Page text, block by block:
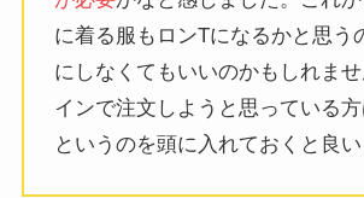
に着る服もロンTになるかと思う
にしなくてもいいのかもしれま
インで注文しようと思っている
というのを頭に入れておくと良い